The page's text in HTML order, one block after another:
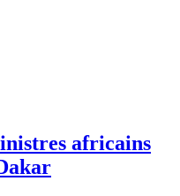
africains